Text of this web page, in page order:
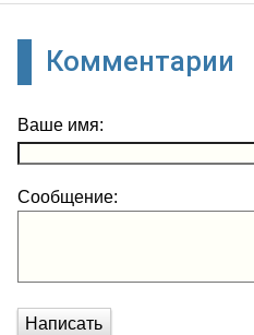
Комментарии
Ваше имя:
Сообщение:
Написать